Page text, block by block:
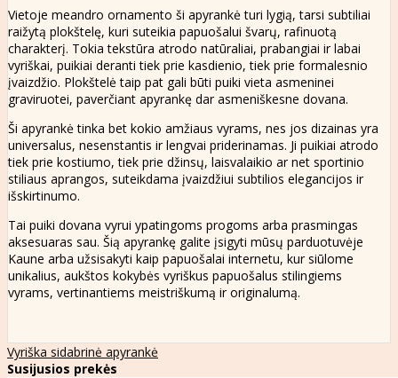
Vietoje meandro ornamento ši apyrankė turi lygią, tarsi subtiliai
raižytą plokštelę, kuri suteikia papuošalui švarų, rafinuotą
charakterį. Tokia tekstūra atrodo natūraliai, prabangiai ir labai
vyriškai, puikiai deranti tiek prie kasdienio, tiek prie formalesnio
įvaizdžio. Plokštelė taip pat gali būti puiki vieta asmeninei
graviruotei, paverčiant apyrankę dar asmeniškesne dovana.
Ši apyrankė tinka bet kokio amžiaus vyrams, nes jos dizainas yra
universalus, nesenstantis ir lengvai priderinamas. Ji puikiai atrodo
tiek prie kostiumo, tiek prie džinsų, laisvalaikio ar net sportinio
stiliaus aprangos, suteikdama įvaizdžiui subtilios elegancijos ir
išskirtinumo.
Tai puiki dovana vyrui ypatingoms progoms arba prasmingas
aksesuaras sau. Šią apyrankę galite įsigyti mūsų parduotuvėje
Kaune arba užsisakyti kaip papuošalai internetu, kur siūlome
unikalius, aukštos kokybės vyriškus papuošalus stilingiems
vyrams, vertinantiems meistriškumą ir originalumą.
Vyriška sidabrinė apyrankė
Susijusios prekės